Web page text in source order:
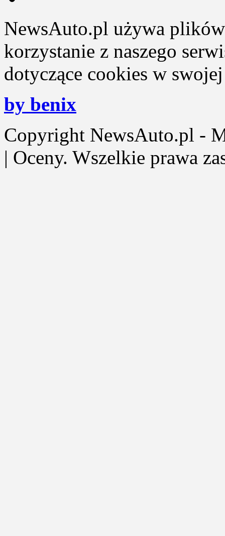
NewsAuto.pl używa
korzystanie z naszego
dotyczące cookies w
by benix
Copyright NewsAuto.pl -
| Oceny. Wszelkie prawa